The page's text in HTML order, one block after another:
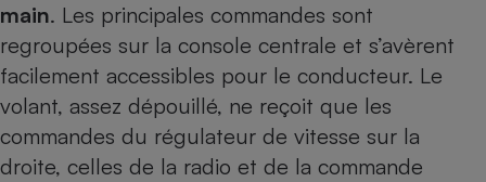
main. Les principales commandes sont
regroupées sur la console centrale et s’avèrent
facilement accessibles pour le conducteur. Le
volant, assez dépouillé, ne reçoit que les
commandes du régulateur de vitesse sur la
droite, celles de la radio et de la commande